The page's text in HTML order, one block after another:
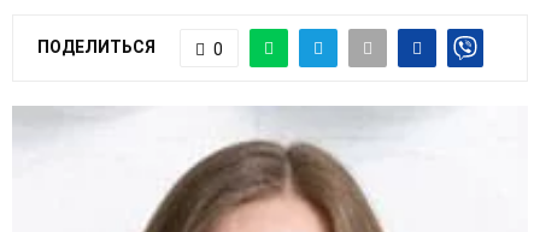
R
Y
ПОДЕЛИТЬСЯ 0